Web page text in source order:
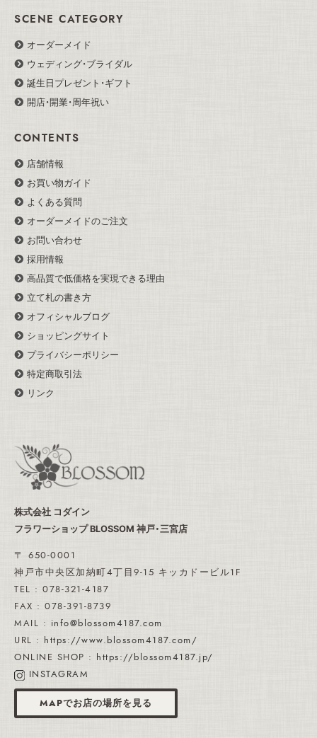
SCENE CATEGORY
オーダーメイド
ウェディング・ブライダル
誕生日プレゼント・ギフト
開店・開業・周年祝い
CONTENTS
店舗情報
お買い物ガイド
よくある質問
オーダーメイドのご注文
お問い合わせ
採用情報
高品質で低価格を実現できる理由
立て札の書き方
オフィシャルブログ
ショッピングサイト
プライバシーポリシー
特定商取引法
リンク
株式会社 コダイン
フラワーショップ BLOSSOM 神戸・三宮店
〒 650-0001
神戸市中央区加納町4丁目9-15 キッカドービル1F
TEL : 078-321-4187
FAX : 078-391-8739
MAIL : info@blossom4187.com
URL : https://www.blossom4187.com/
ONLINE SHOP : https://blossom4187.jp/
INSTAGRAM
MAPでお店の場所を見る